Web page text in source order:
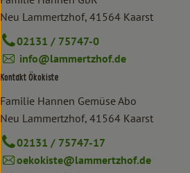
Neu Lammertzhof, 41564 Kaarst
02131 / 75747-0
info@lammertzhof.de
Kontakt Ökokiste
Familie Hannen Gemüse Abo
Neu Lammertzhof, 41564 Kaarst
02131 / 75747-17
oekokiste@lammertzhof.de